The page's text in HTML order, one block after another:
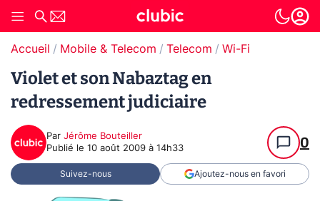
Accueil Mobile & Telecom Telecom Wi-Fi
Violet et son Nabaztag en
redressement judiciaire
Par Jérôme Bouteiller
Publié le 10 août 2009 à 14h33 0
Suivez-nous Ajoutez-nous en favori